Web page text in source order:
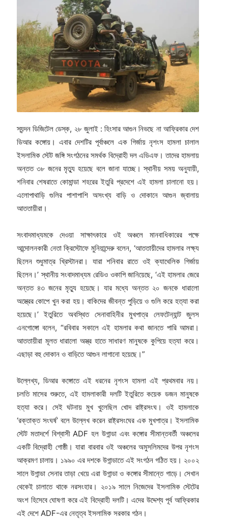
স্যন্দন ডিজিটেল ডেস্ক, ২৮ জুলাই : হিংসার আগুন নিভছে না আফ্রিকার দেশ
ডিআর কঙ্গোয়। এবার দেশটির পূর্বাঞ্চলে এক গির্জায় নৃশংস হামলা চালাল
ইসলামিক স্টেট জঙ্গি সংগঠনের সমর্থক বিদ্রোহী দল এডিএফ। তাদের হামলায়
অন্তত ৩৮ জনের মৃত্যু হয়েছে বলে জানা যাচ্ছে। স্থানীয় সময় অনুযায়ী,
শনিবার শেষরাতে কোমান্ডা শহরের ইতুরি প্রদেশে এই হামলা চালানো হয়।
এলোপাথাড়ি গুলির পাশাপাশি অসংখ্য বাড়ি ও দোকানে আগুন জ্বালায়
আততায়ীরা।
সংবাদমাধ্যমকে দেওয়া সাক্ষাৎকারে ওই অঞ্চলে মানবাধিকারের পক্ষে
আন্দোলনকারী নেতা ক্রিস্টোফে মুনিয়ান্দেরু বলেন, ‘আততায়ীদের হামলার লক্ষ্য
ছিলেন শুধুমাত্র খ্রিস্টানরা। যারা শনিবার রাতে ওই ক্যাথেলিক গির্জায়
ছিলেন।’ স্থানীয় সংবাদমাধ্যম রেডিও ওকাপি জানিয়েছে, ‘এই হামলার জেরে
অন্তত ৪৩ জনের মৃত্যু হয়েছে। যার মধ্যে অন্তত ২০ জনকে ধারালো
অস্ত্রের কোপে খুন করা হয়। বাকিদের জীবন্ত পুড়িয়ে ও গুলি করে হত্যা করা
হয়েছে।’ ইতুরিতে অবস্থিত সেনাবাহিনীর মুখপাত্র লেফটেন্যান্ট জুলস
এনগোঙ্গো বলেন, “রবিবার সকালে এই হামলার কথা জানতে পারি আমরা।
আততায়ীরা মূলত ধারালো অস্ত্র হাতে সাধারণ মানুষকে কুপিয়ে হত্যা করে।
এছাড়া বহু দোকান ও বাড়িতে আগুন লাগানো হয়েছে।”
উল্লেখ্য, ডিআর কঙ্গোতে এই ধরনের নৃশংস হামলা এই প্রথমবার নয়।
চলতি মাসের শুরুতে, এই হামলাকারী দলটি ইতুরিতে কয়েক ডজন মানুষকে
হত্যা করে। সেই ঘটনায় মুখ খুলেছিল খোদ রাষ্ট্রসংঘ। ওই হামলাকে
‘রক্তাক্ত সংঘর্ষ’ বলে উল্লেখ করেন রাষ্ট্রসংঘের এক মুখপাত্র। ইসলামিক
স্টেট মতাদর্শে বিশ্বাসী ADF হল উগান্ডা এবং কঙ্গোর সীমান্তবর্তী অঞ্চলের
একটি বিদ্রোহী গোষ্ঠী। যারা বারবার ওই অঞ্চলের অমুসলিমদের উপর নৃশংস
আক্রমণ চালায়। ১৯৯০ এর দশকে উগান্ডাতে এই সংগঠন গঠিত হয়। ২০০২
সালে উগান্ডা সেনার তাড়া খেয়ে এরা উগান্ডা ও কঙ্গোর সীমান্তে গাড়ে। সেখান
থেকেই চালাতে থাকে নরসংহার। ২০১৯ সালে নিজেদের ইসলামিক স্টেটের
অংশ হিসেবে ঘোষণা করে এই বিদ্রোহী দলটি। এদের উদ্দেশ্য পূর্ব আফ্রিকার
এই দেশে ADF-এর নেতৃত্ব ইসলামিক সরকার গঠন।